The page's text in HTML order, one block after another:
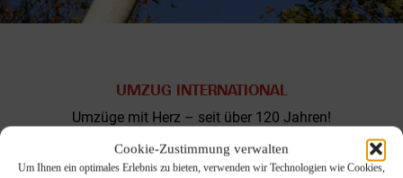
Cookie-Zustimmung verwalten
Um Ihnen ein optimales Erlebnis zu bieten, verwenden wir Technologien wie Cookies,
UMZUG INTERNATIONAL
Umzüge mit Herz – seit über 120 Jahren!
ONLINE PREIS BERECHNEN